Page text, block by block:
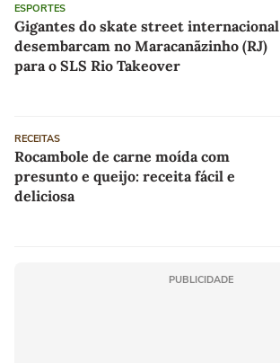
ESPORTES
Gigantes do skate street internacional
desembarcam no Maracanãzinho (RJ)
para o SLS Rio Takeover
RECEITAS
Rocambole de carne moída com
presunto e queijo: receita fácil e
deliciosa
PUBLICIDADE